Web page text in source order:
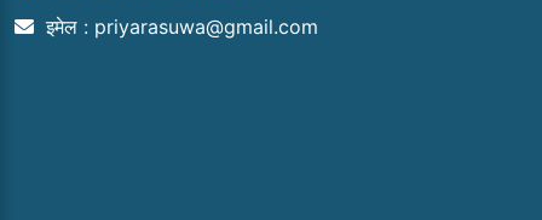
इमेल : priyarasuwa@gmail.com